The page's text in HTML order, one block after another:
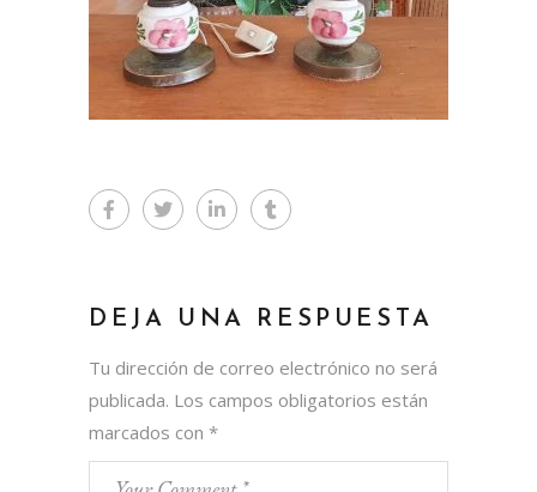
DEJA UNA RESPUESTA
Tu dirección de correo electrónico no será
publicada. Los campos obligatorios están
marcados con *